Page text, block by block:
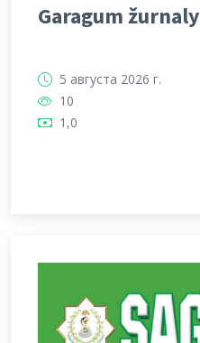
Garagum žurnaly
5 августа 2026 г.
10
1,0